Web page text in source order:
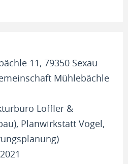
11, 79350 Sexau
Mühlebächle
Löffler &
Planwirkstatt Vogel,
2021